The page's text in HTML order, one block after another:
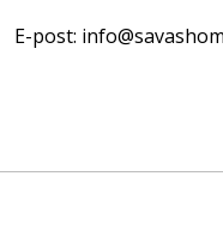
E-post: